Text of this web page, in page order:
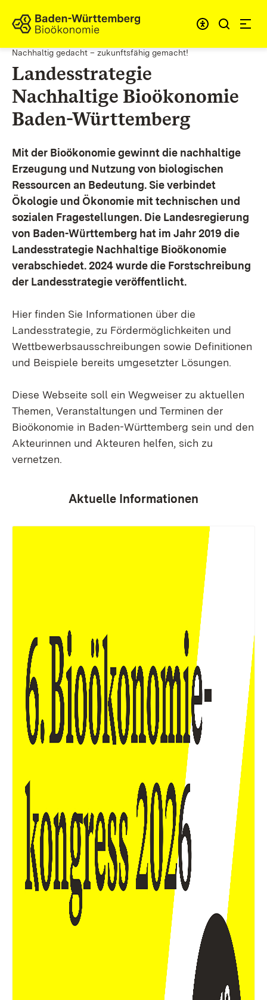
Zum Inhalt springen
Link zur Startseite
Nachhaltig gedacht – zukunftsfähig gemacht!
Landesstrategie
Nachhaltige Bioökonomie
Baden-Württemberg
Mit der Bioökonomie gewinnt die nachhaltige
Erzeugung und Nutzung von biologischen
Ressourcen an Bedeutung. Sie verbindet
Ökologie und Ökonomie mit technischen und
sozialen Fragestellungen. Die Landesregierung
von Baden-Württemberg hat im Jahr 2019 die
Landesstrategie Nachhaltige Bioökonomie
verabschiedet. 2024 wurde die Forstschreibung
der Landesstrategie veröffentlicht.
Hier finden Sie Informationen über die
Landesstrategie, zu Fördermöglichkeiten und
Wettbewerbsausschreibungen sowie Definitionen
und Beispiele bereits umgesetzter Lösungen.
Diese Webseite soll ein Wegweiser zu aktuellen
Themen, Veranstaltungen und Terminen der
Bioökonomie in Baden-Württemberg sein und den
Akteurinnen und Akteuren helfen, sich zu
vernetzen.
Aktuelle Informationen